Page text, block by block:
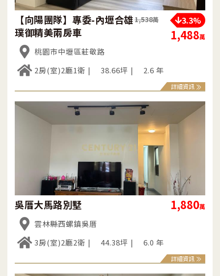
【向陽團隊】專委-內壢合雄
璞御精美兩房車
1,538萬 3.3%
1,488萬
桃園市中壢區莊敬路
2房(室)2廳1衛
38.66坪 2.6 年
詳細資訊
吳厝大馬路別墅 1,880萬
雲林縣西螺鎮吳厝
3房(室)2廳2衛
44.38坪 6.0 年
詳細資訊